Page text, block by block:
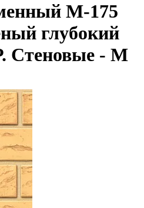
М-175
глубокий
Стеновые - М